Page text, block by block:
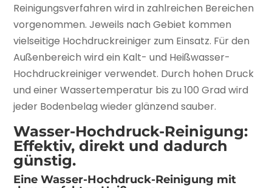
Reinigungsverfahren wird in zahlreichen Bereichen
vorgenommen. Jeweils nach Gebiet kommen
vielseitige Hochdruckreiniger zum Einsatz. Für den
Außenbereich wird ein Kalt- und Heißwasser-
Hochdruckreiniger verwendet. Durch hohen Druck
und einer Wassertemperatur bis zu 100 Grad wird
jeder Bodenbelag wieder glänzend sauber.
Wasser-Hochdruck-Reinigung:
Effektiv, direkt und dadurch
günstig.
Eine Wasser-Hochdruck-Reinigung mit